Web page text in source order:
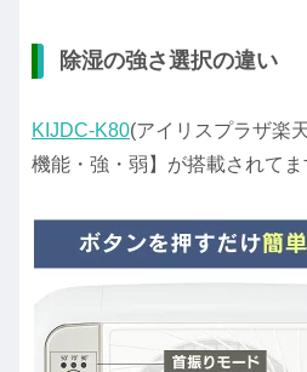
除湿の強さ選択の違い
KIJDC-K80(アイリスプラザ楽
機能・強・弱】が搭載されてま